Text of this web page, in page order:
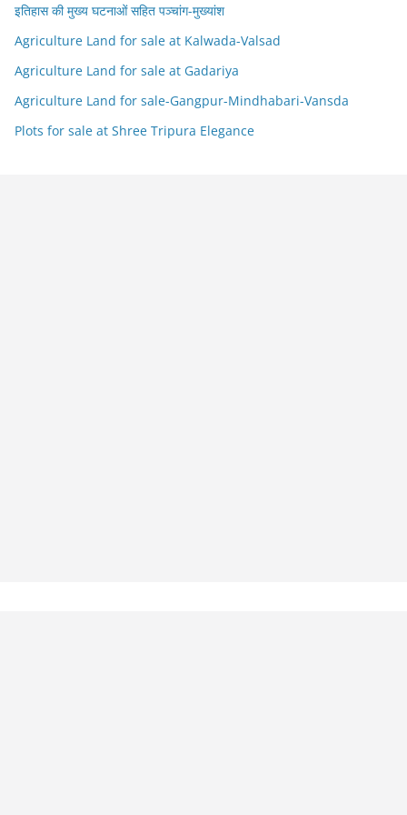
इतिहास की मुख्य घटनाओं सहित पञ्चांग-मुख्यांश
Agriculture Land for sale at Kalwada-Valsad
Agriculture Land for sale at Gadariya
Agriculture Land for sale-Gangpur-Mindhabari-Vansda
Plots for sale at Shree Tripura Elegance